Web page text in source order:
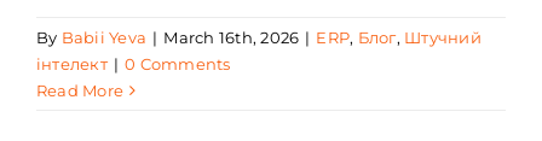
By Babii Yeva | March 16th, 2026 | ERP, Блог, Штучний
інтелект | 0 Comments
Read More